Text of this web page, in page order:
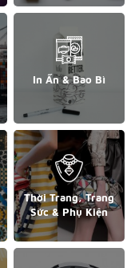
In Ấn & Bao Bì
Thời Trang, Trang
Sức & Phụ Kiện